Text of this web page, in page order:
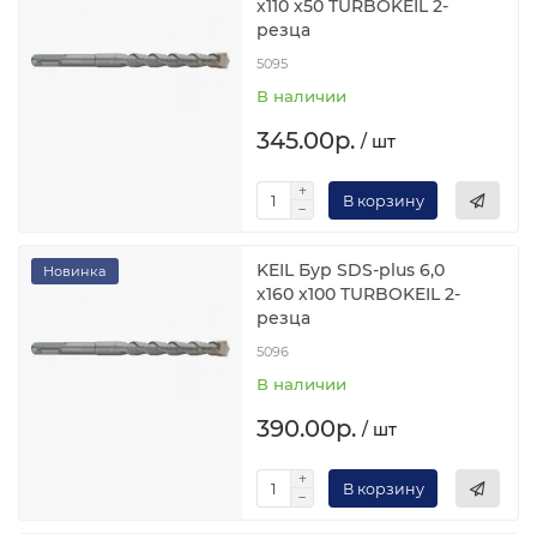
х110 х50 TURBOKEIL 2-
резца
5095
В наличии
345.00р. / шт
В корзину
Новинка
KEIL Бур SDS-plus 6,0
х160 х100 TURBOKEIL 2-
резца
5096
В наличии
390.00р. / шт
В корзину